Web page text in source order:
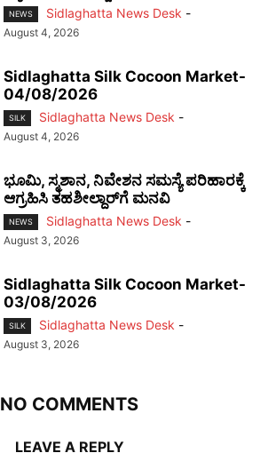
NEWS Sidlaghatta News Desk -
August 4, 2026
Sidlaghatta Silk Cocoon Market-
04/08/2026
SILK Sidlaghatta News Desk -
August 4, 2026
ಭೂಮಿ, ಸ್ಮಶಾನ, ನಿವೇಶನ ಸಮಸ್ಯೆ ಪರಿಹಾರಕ್ಕೆ
ಆಗ್ರಹಿಸಿ ತಹಶೀಲ್ದಾರ್‌ಗೆ ಮನವಿ
NEWS Sidlaghatta News Desk -
August 3, 2026
Sidlaghatta Silk Cocoon Market-
03/08/2026
SILK Sidlaghatta News Desk -
August 3, 2026
NO COMMENTS
LEAVE A REPLY